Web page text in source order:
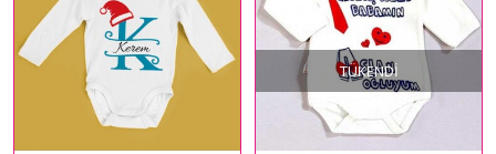
TÜKENDI